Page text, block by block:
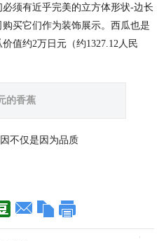
须有近乎完美的立方体形状-边长
买它们作为装饰展示。西瓜也是
值约2万日元（约1327.12人民
的香蕉